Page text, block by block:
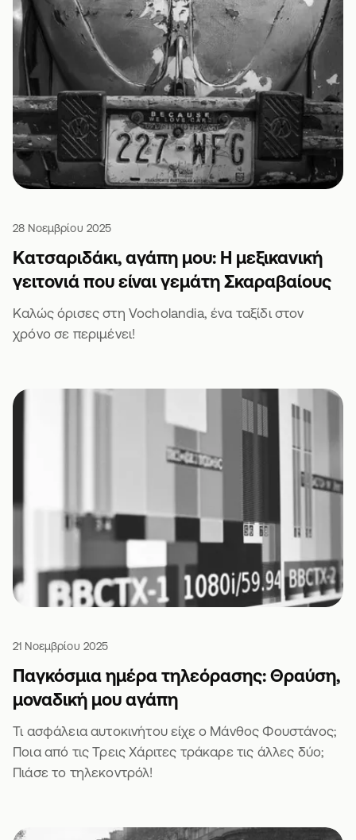
28 Νοεμβρίου 2025
Κατσαριδάκι, αγάπη μου: Η μεξικανική
γειτονιά που είναι γεμάτη Σκαραβαίους
Καλώς όρισες στη Vocholandia, ένα ταξίδι στον
χρόνο σε περιμένει!
21 Νοεμβρίου 2025
Παγκόσμια ημέρα τηλεόρασης: Θραύση,
μοναδική μου αγάπη
Τι ασφάλεια αυτοκινήτου είχε ο Μάνθος Φουστάνος;
Ποια από τις Τρεις Χάριτες τράκαρε τις άλλες δύο;
Πιάσε το τηλεκοντρόλ!